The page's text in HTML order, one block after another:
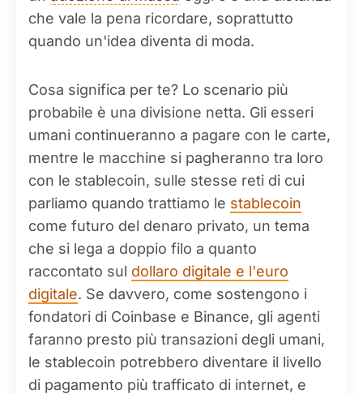
che vale la pena ricordare, soprattutto
quando un'idea diventa di moda.
Cosa significa per te? Lo scenario più
probabile è una divisione netta. Gli esseri
umani continueranno a pagare con le carte,
mentre le macchine si pagheranno tra loro
con le stablecoin, sulle stesse reti di cui
parliamo quando trattiamo le stablecoin
come futuro del denaro privato, un tema
che si lega a doppio filo a quanto
raccontato sul dollaro digitale e l'euro
digitale. Se davvero, come sostengono i
fondatori di Coinbase e Binance, gli agenti
faranno presto più transazioni degli umani,
le stablecoin potrebbero diventare il livello
di pagamento più trafficato di internet, e